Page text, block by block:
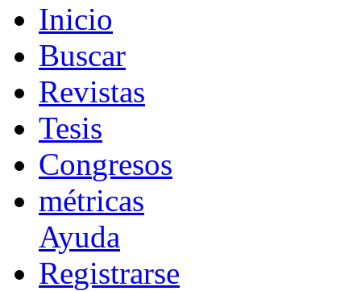
Inicio
Buscar
Revistas
Tesis
Congresos
métricas
Ayuda
Registrarse